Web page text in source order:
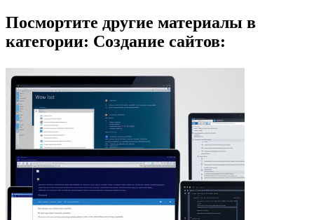
Посмортите другие материалы в
категории: Создание сайтов: